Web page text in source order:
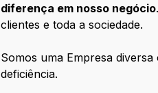
diferença em nosso negócio
clientes e toda a sociedade.
Somos uma Empresa
deficiência.